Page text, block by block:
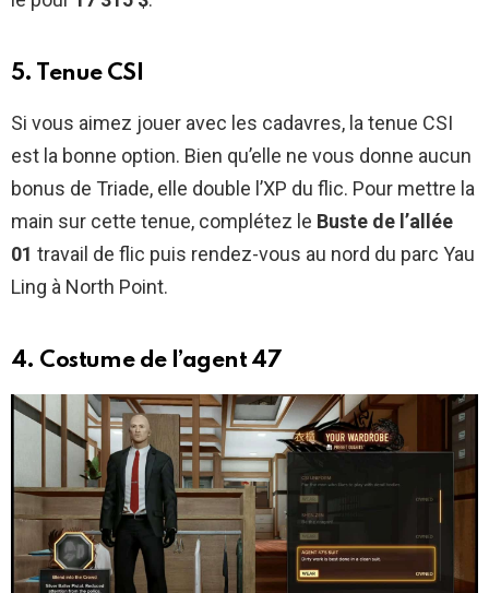
5. Tenue CSI
Si vous aimez jouer avec les cadavres, la tenue CSI
est la bonne option. Bien qu’elle ne vous donne aucun
bonus de Triade, elle double l’XP du flic. Pour mettre la
main sur cette tenue, complétez le Buste de l’allée
01 travail de flic puis rendez-vous au nord du parc Yau
Ling à North Point.
4. Costume de l’agent 47